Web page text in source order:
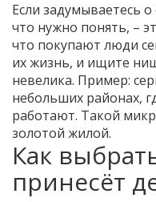
Если задумываетесь
что нужно понять, –
что покупают люди
их жизнь, и ищите
невелика. Пример:
небольших районах,
работают. Такой
золотой жилой.
Как
принесёт